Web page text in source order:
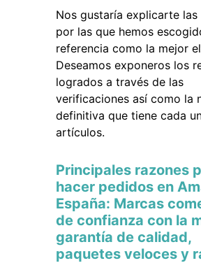
Nos gustaría explicarte las
por las que hemos
referencia como la mejor
Deseamos exponeros los
logrados a través de las
verificaciones así como la
definitiva que tiene cada
artículos.
Principales razones
hacer pedidos en
España: Marcas
de confianza con la
garantía de calidad,
paquetes veloces y